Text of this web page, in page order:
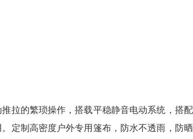
拉的繁琐操作，搭载平稳静音电动系统，搭
定制高密度户外专用篷布，防水不透雨，防